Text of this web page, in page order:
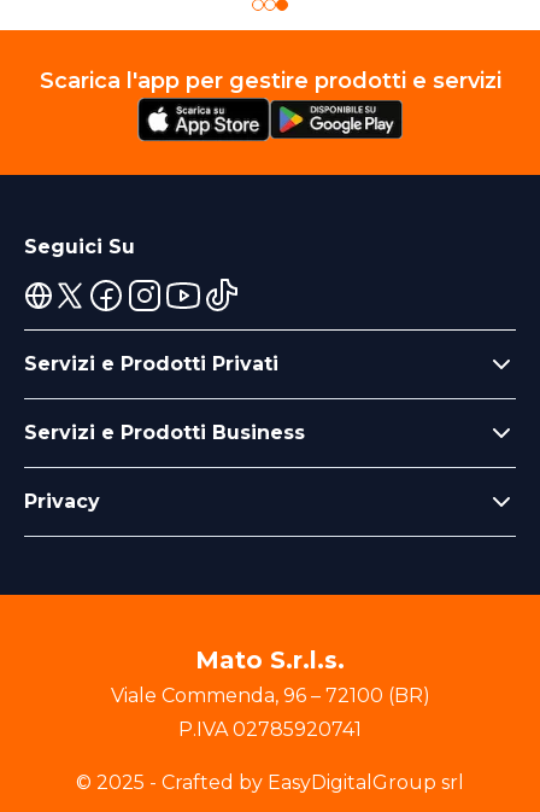
Scarica l'app per gestire prodotti e servizi
Seguici Su
Servizi e Prodotti Privati
Servizi e Prodotti Business
Privacy
Mato S.r.l.s.
Viale Commenda, 96– 72100 (BR)
P.IVA 02785920741
© 2025 - Crafted by EasyDigitalGroup srl